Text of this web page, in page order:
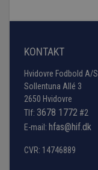
KONTAKT
Hvidovre Fodbold A/S
Sollentuna Allé 3
2650 Hvidovre
Tlf: 3678 1772 #2
E-mail: hfas@hif.dk
CVR: 14746889